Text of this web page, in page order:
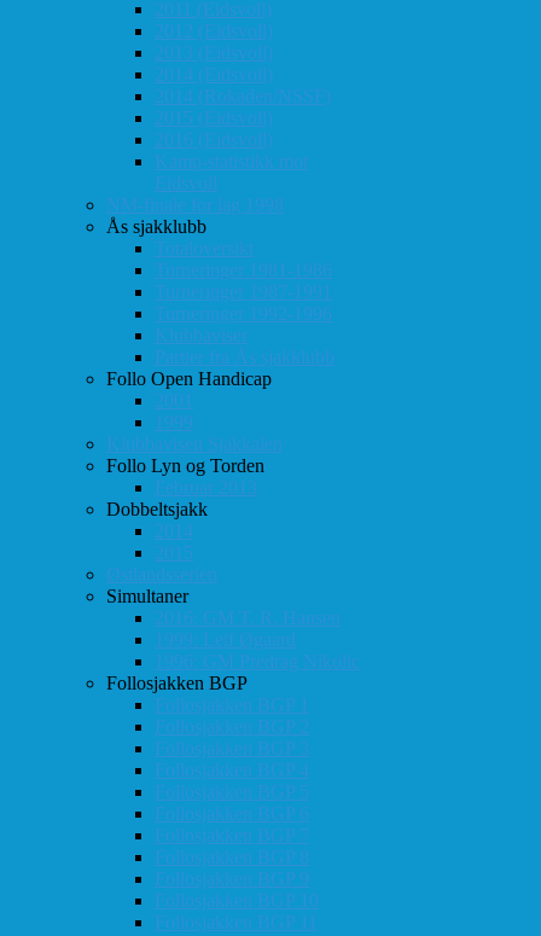
2011 (Eidsvoll)
2012 (Eidsvoll)
2013 (Eidsvoll)
2014 (Eidsvoll)
2014 (Rokaden/NSSF)
2015 (Eidsvoll)
2016 (Eidsvoll)
Kamp-statistikk mot
Eidsvoll
NM-finale for lag 1998
Ås sjakklubb
Totaloversikt
Turneringer 1981-1986
Turneringer 1987-1991
Turneringer 1992-1996
Klubbaviser
Partier fra Ås sjakklubb
Follo Open Handicap
2001
1999
Klubbavisen Sjakkalen
Follo Lyn og Torden
Februar 2013
Dobbeltsjakk
2014
2015
Østlandsserien
Simultaner
2016: GM T. R. Hansen
1999: Leif Øgaard
1996: GM Predrag Nikolic
Follosjakken BGP
Follosjakken BGP 1
Follosjakken BGP 2
Follosjakken BGP 3
Follosjakken BGP 4
Follosjakken BGP 5
Follosjakken BGP 6
Follosjakken BGP 7
Follosjakken BGP 8
Follosjakken BGP 9
Follosjakken BGP 10
Follosjakken BGP 11